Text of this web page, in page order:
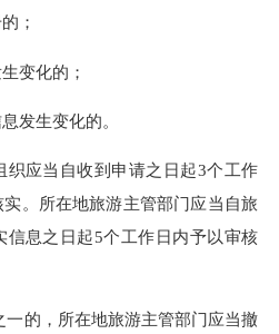
；
变化的；
生变化的。
应当自收到申请之日起3个工作
。所在地旅游主管部门应当自旅
信息之日起5个工作日内予以审核
的，所在地旅游主管部门应当撤